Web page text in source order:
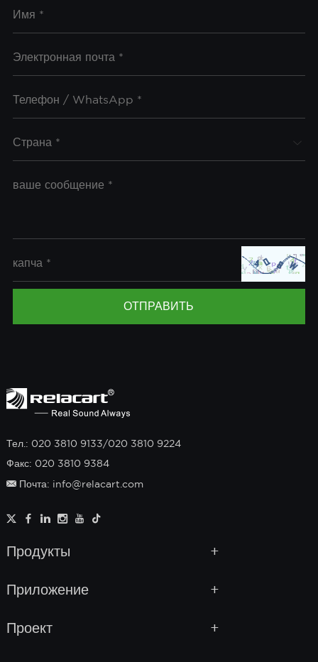
Тел.: 020 3810 9133/020 3810 9224
Факс: 020 3810 9384
Почта: info@relacart.com
Продукты
Приложение
Проект